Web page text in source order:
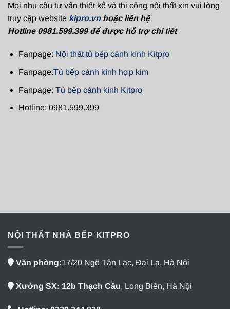
Mọi nhu cầu tư vấn thiết kế và thi công nội thất xin vui lòng
truy cập website kipro.vn hoặc liên hệ
Hotline 0981.599.399 để được hỗ trợ chi tiết
Fanpage: Nội thất tủ bếp cánh kính Kitpro
Fanpage:Tủ bếp cánh kính hợp kim
Fanpage: Tủ bếp cánh kính Kitpro
Hotline: 0981.599.399
NỘI THẤT NHÀ BẾP KITPRO
Văn phòng:17/20 Ngõ Tân Lạc, Đại La, Hà Nội
Xưởng SX: 12b Thạch Cầu, Long Biên, Hà Nội